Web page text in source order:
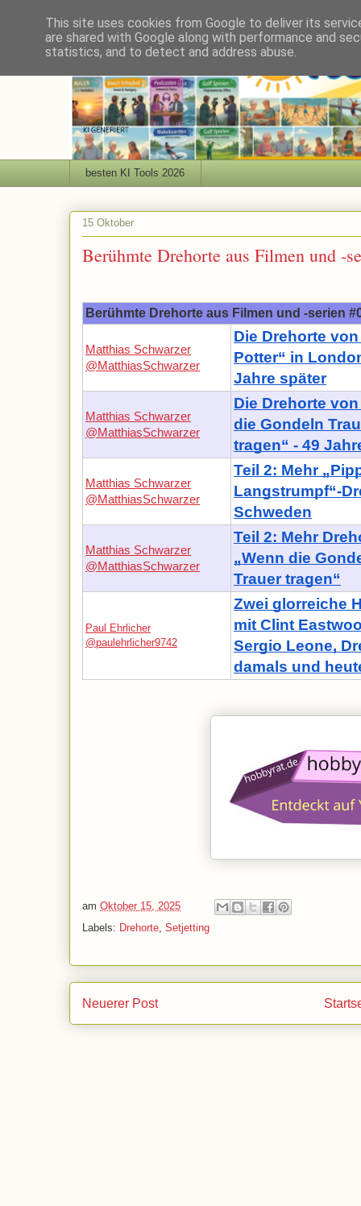
besten KI Tools 2026
15 Oktober
Berühmte Drehorte aus Filmen und -
Berühmte Drehorte aus Filmen und -serien
Matthias Schwarzer
@MatthiasSchwarzer
Die Drehorte
Potter“ in
Jahre später
Matthias Schwarzer
@MatthiasSchwarzer
Die Drehorte
die Gondeln
tragen“ - 49
Matthias Schwarzer
@MatthiasSchwarzer
Teil 2: Mehr
Langstrumpf“-
Schweden
Matthias Schwarzer
@MatthiasSchwarzer
Teil 2: Mehr
„Wenn die
Trauer tragen“
Paul Ehrlicher
@paulehrlicher9742
Zwei glorreiche
mit Clint
Sergio Leone,
damals und
am Oktober 15, 2025
Labels: Drehorte Setjetting
Neuerer Post
This site uses cookies from Google to deliver its
are shared with Google along with performance and
statistics, and to detect and address abuse.